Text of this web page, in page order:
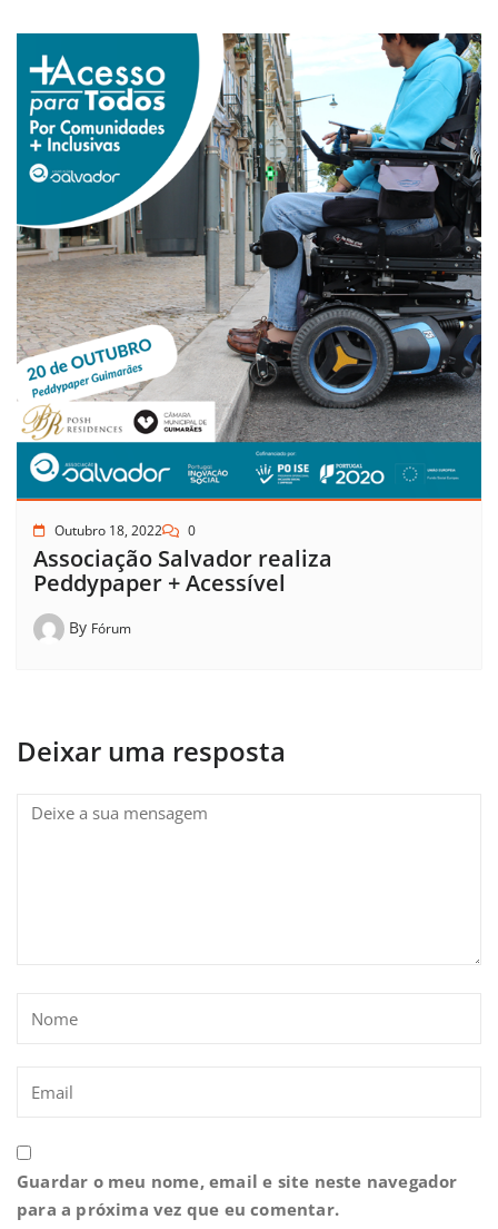
Outubro 18, 2022 0
Associação Salvador realiza
Peddypaper + Acessível
By Fórum
Deixar uma resposta
Guardar o meu nome, email e site neste navegador
para a próxima vez que eu comentar.